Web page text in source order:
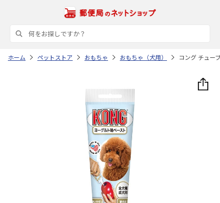
ホーム ペットストア おもちゃ おもちゃ（犬用） コング チュー